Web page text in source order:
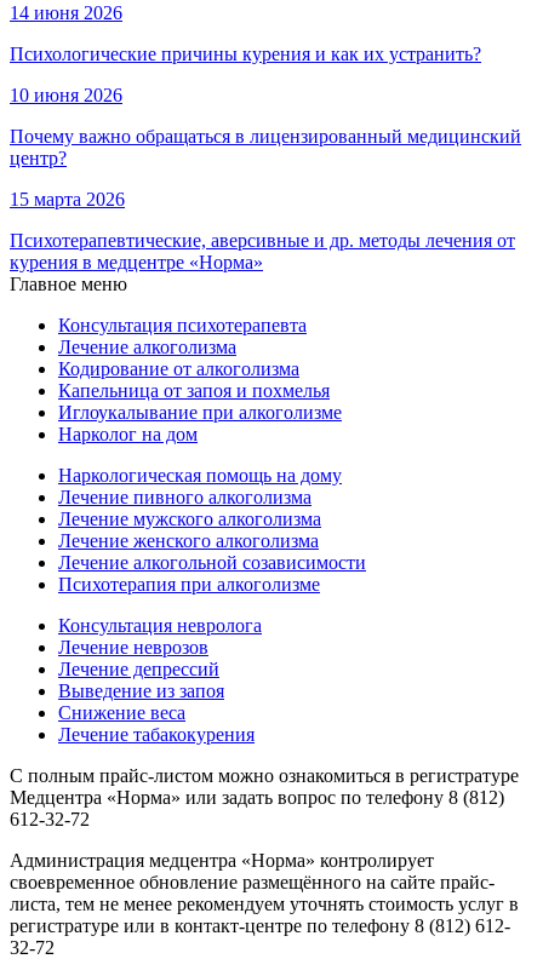
14 июня 2026
Психологические причины курения и как их устранить?
10 июня 2026
Почему важно обращаться в лицензированный медицинский
центр?
15 марта 2026
Психотерапевтические, аверсивные и др. методы лечения от
курения в медцентре «Норма»
Главное меню
Консультация психотерапевта
Лечение алкоголизма
Кодирование от алкоголизма
Капельница от запоя и похмелья
Иглоукалывание при алкоголизме
Нарколог на дом
Наркологическая помощь на дому
Лечение пивного алкоголизма
Лечение мужского алкоголизма
Лечение женского алкоголизма
Лечение алкогольной созависимости
Психотерапия при алкоголизме
Консультация невролога
Лечение неврозов
Лечение депрессий
Выведение из запоя
Снижение веса
Лечение табакокурения
С полным прайс-листом можно ознакомиться в регистратуре
Медцентра «Норма» или задать вопрос по телефону 8 (812)
612-32-72
Администрация медцентра «Норма» контролирует
своевременное обновление размещённого на сайте прайс-
листа, тем не менее рекомендуем уточнять стоимость услуг в
регистратуре или в контакт-центре по телефону 8 (812) 612-
32-72